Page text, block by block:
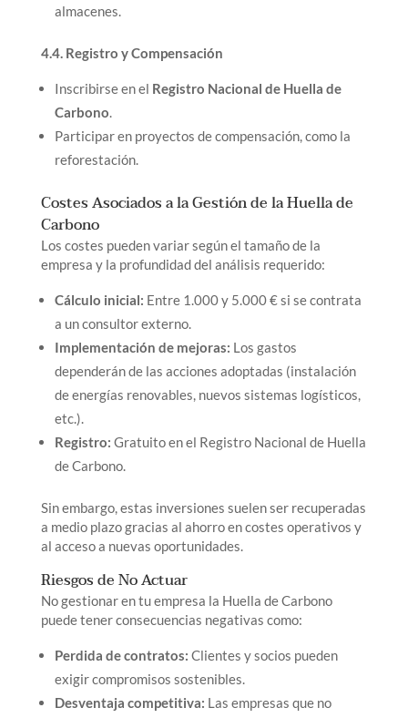
almacenes.
4.4. Registro y Compensación
Inscribirse en el Registro Nacional de Huella de
Carbono.
Participar en proyectos de compensación, como la
reforestación.
Costes Asociados a la Gestión de la Huella de
Carbono
Los costes pueden variar según el tamaño de la
empresa y la profundidad del análisis requerido:
Cálculo inicial: Entre 1.000 y 5.000 € si se contrata
a un consultor externo.
Implementación de mejoras: Los gastos
dependerán de las acciones adoptadas (instalación
de energías renovables, nuevos sistemas logísticos,
etc.).
Registro: Gratuito en el Registro Nacional de Huella
de Carbono.
Sin embargo, estas inversiones suelen ser recuperadas
a medio plazo gracias al ahorro en costes operativos y
al acceso a nuevas oportunidades.
Riesgos de No Actuar
No gestionar en tu empresa la Huella de Carbono
puede tener consecuencias negativas como:
Perdida de contratos: Clientes y socios pueden
exigir compromisos sostenibles.
Desventaja competitiva: Las empresas que no